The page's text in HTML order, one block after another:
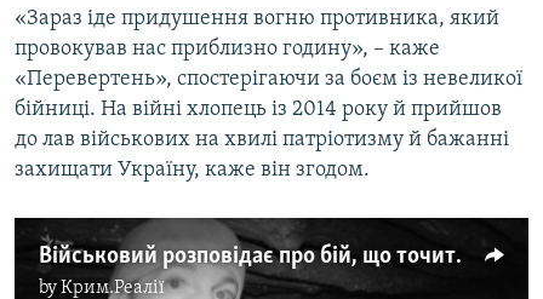
«Зараз іде придушення вогню противника, який
провокував нас приблизно годину», – каже
«Перевертень», спостерігаючи за боєм із невеликої
бійниці. На війні хлопець із 2014 року й прийшов
до лав військових на хвилі патріотизму й бажанні
захищати Україну, каже він згодом.
Військовий розповідає про бій, що точиться на порзиціях під Попасною
byКрим.Реалії